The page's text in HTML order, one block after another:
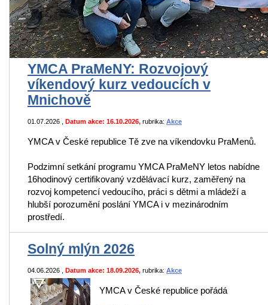
YMCA PraMeNY: Rozvojový
víkendový kurz vedoucích v
Mnichově
01.07.2026 Datum akce: 16.10.2026, rubrika: Akce
YMCA v České republice Tě zve na víkendovku PraMenů.
Podzimní setkání programu YMCA PraMeNY letos nabídne
16hodinový certifikovaný vzdělávací kurz, zaměřený na
rozvoj kompetencí vedoucího, práci s dětmi a mládeží a
hlubší porozumění poslání YMCA i v mezinárodním
prostředí.
Solný mlýn 2026
04.06.2026 Datum akce: 18.09.2026, rubrika: Akce
YMCA v České republice pořádá